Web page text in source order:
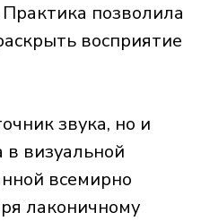
позволила
восприятие
звука, но и
визуальной
всемирно
лаконичному